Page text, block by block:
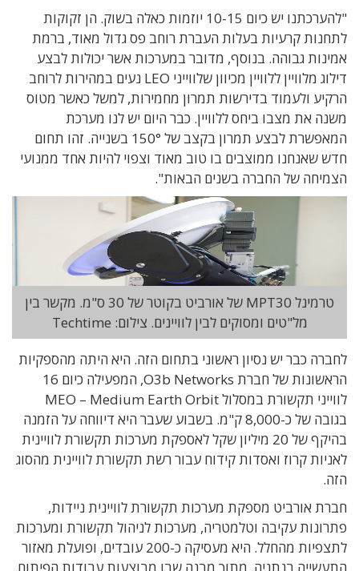
"להערכתנו יש כיום 10-15 יוזמות כאלה בשוק. הן זקוקות
לתחנות קרעיות בעלות העברת רוחב פס גדול מאוד, ברמת
אמינות גבוהה. בנוסף, מדובר במערכות אשר יכולות לבצע
דילוג מלוויין ללוויין מכיוון שלווייני LEO נעים במהירות לרוחב
הרקיע ולעמוד בדירשות תמרון מחמירות, למשל כאשר מטוס
משנה את מצבו ביחס ללוויין. כבר היום יש לנו מערכת
המאפשרת לבצע תמרון בקצב של 150° בשנייה. זהו תחום
חדש שאנחנו ממוצבים בו טוב מאוד וצפוי להיות אחד ממנועי
הצמיחה של החברה בשנים הבאות".
טרמינל MPT30 של אורביט בקוטר של 30 ס"מ. מקשר בין
מל"טים ומסוקים לבין לוויינים. צילום: Techtime
לחברה כבר יש נסיון ראשוני בתחום הזה. היא היתה מהספקיות
הראשונות של חברת O3b Networks, המפעילה כיום 16
לווייני תקשורת במסלול MEO – Medium Earth Orbit
בגובה של כ-8,000 ק"מ. בשבוע שעבר היא דיווחה על הזמנה
בהיקף של 20 מיליון שקל לאספקת מערכות תקשורת לוויינית
לאניות קרוז ואסדות קידוח עבור רשת תקשורת לוויינית מהסוג
הזה.
חברת אורביט מספקת מערכות תקשורת לוויינית ניידות,
פתרונות עקיבה וטלמטריה, מערכות לניהול תקשורת ומערכות
לתצפיות מהחלל. היא מעסיקה כ-200 עובדים, ופועלת מאזור